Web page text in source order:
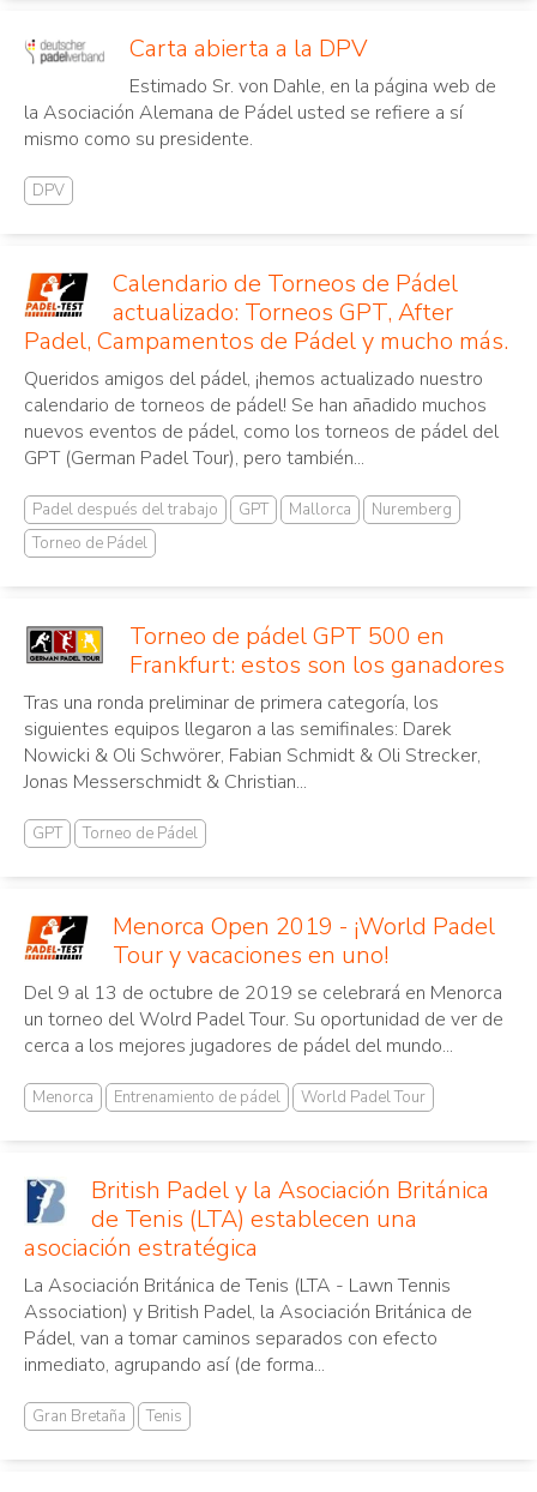
Carta abierta a la DPV
Estimado Sr. von Dahle, en la página web de
la Asociación Alemana de Pádel usted se refiere a sí
mismo como su presidente.
DPV
Calendario de Torneos de Pádel
actualizado: Torneos GPT, After
Padel, Campamentos de Pádel y mucho más.
Queridos amigos del pádel, ¡hemos actualizado nuestro
calendario de torneos de pádel! Se han añadido muchos
nuevos eventos de pádel, como los torneos de pádel del
GPT (German Padel Tour), pero también...
Padel después del trabajo GPT Mallorca
Nuremberg
Torneo de Pádel
Torneo de pádel GPT 500 en
Frankfurt: estos son los ganadores
Tras una ronda preliminar de primera categoría, los
siguientes equipos llegaron a las semifinales: Darek
Nowicki & Oli Schwörer, Fabian Schmidt & Oli Strecker,
Jonas Messerschmidt & Christian...
GPT Torneo de Pádel
Menorca Open 2019 - ¡World Padel
Tour y vacaciones en uno!
Del 9 al 13 de octubre de 2019 se celebrará en Menorca
un torneo del Wolrd Padel Tour. Su oportunidad de ver de
cerca a los mejores jugadores de pádel del mundo...
Menorca Entrenamiento de pádel World Padel Tour
British Padel y la Asociación Británica
de Tenis (LTA) establecen una
asociación estratégica
La Asociación Británica de Tenis (LTA - Lawn Tennis
Association) y British Padel, la Asociación Británica de
Pádel, van a tomar caminos separados con efecto
inmediato, agrupando así (de forma...
Gran Bretaña Tenis